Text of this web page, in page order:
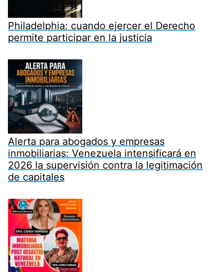
Philadelphia: cuando ejercer el Derecho
permite participar en la justicia
Alerta para abogados y empresas
inmobiliarias: Venezuela intensificará en
2026 la supervisión contra la legitimación
de capitales